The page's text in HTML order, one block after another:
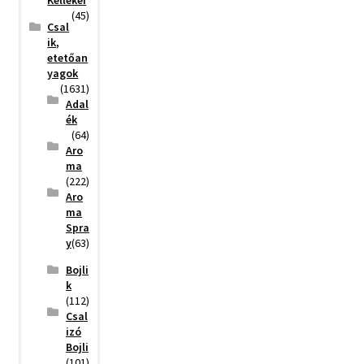
(45)
Csal
ik,
etetőan
yagok
(1631)
Adal
ék
(64)
Aro
ma
(222)
Aro
ma
Spra
y(63)
Bojli
k
(112)
Csal
izó
Bojli